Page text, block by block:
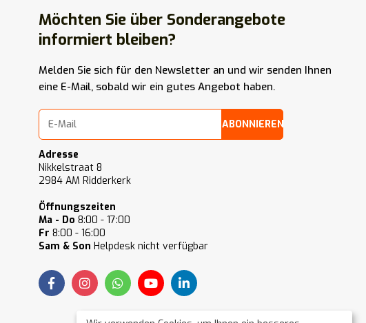
Möchten Sie über Sonderangebote
informiert bleiben?
Melden Sie sich für den Newsletter an und wir senden Ihnen
eine E-Mail, sobald wir ein gutes Angebot haben.
ABONNIEREN
Adresse
Nikkelstraat 8
2984 AM Ridderkerk
Öffnungszeiten
Ma - Do 8:00 - 17:00
Fr 8:00 - 16:00
Sam & Son Helpdesk nicht verfügbar